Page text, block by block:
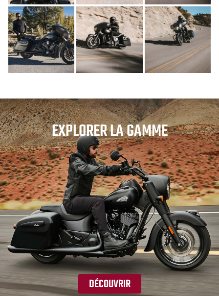
EXPLORER LA GAMME
DÉCOUVRIR